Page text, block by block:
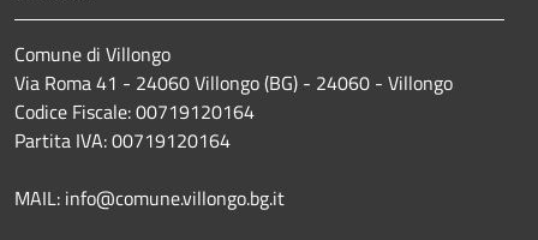
Comune di Villongo
Via Roma 41 - 24060 Villongo (BG) - 24060 - Villongo
Codice Fiscale: 00719120164
Partita IVA: 00719120164
MAIL: info@comune.villongo.bg.it